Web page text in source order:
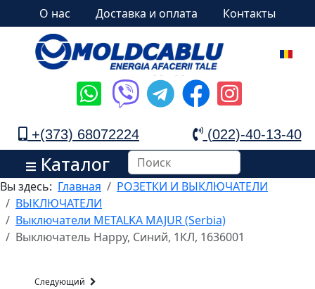
О нас Доставка и оплата Контакты
+(373) 68072224 (022)-40-13-40
Каталог
Вы здесь: Главная
РОЗЕТКИ И ВЫКЛЮЧАТЕЛИ
ВЫКЛЮЧАТЕЛИ
Выключатели METALKA MAJUR (Serbia)
Выключатель Happy, Синий, 1КЛ, 1636001
Следующий